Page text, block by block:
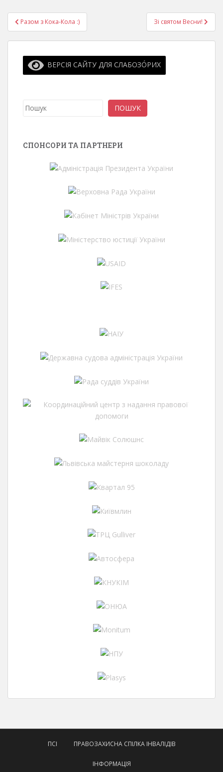
Навігація
записів
Разом з Кока-Кола :) Зі святом Весни!
ВЕРСІЯ САЙТУ ДЛЯ СЛАБОЗО́РИХ
Пошук ПОШУК
СПОНСОРИ ТА ПАРТНЕРИ
ПСІ ПРАВОЗАХИСНА СПІЛКА ІНВАЛІДІВ
ІНФОРМАЦІЯ